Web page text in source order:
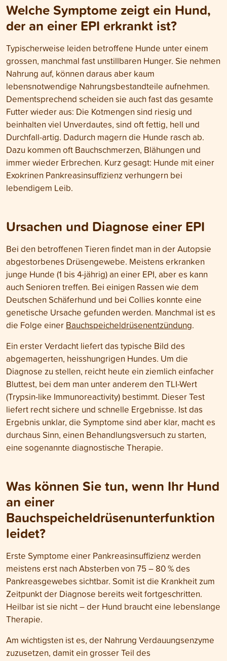
Welche Symptome zeigt ein Hund,
der an einer EPI erkrankt ist?
Typischerweise leiden betroffene Hunde unter einem
grossen, manchmal fast unstillbaren Hunger. Sie nehmen
Nahrung auf, können daraus aber kaum
lebensnotwendige Nahrungsbestandteile aufnehmen.
Dementsprechend scheiden sie auch fast das gesamte
Futter wieder aus: Die Kotmengen sind riesig und
beinhalten viel Unverdautes, sind oft fettig, hell und
Durchfall-artig. Dadurch magern die Hunde rasch ab.
Dazu kommen oft Bauchschmerzen, Blähungen und
immer wieder Erbrechen. Kurz gesagt: Hunde mit einer
Exokrinen Pankreasinsuffizienz verhungern bei
lebendigem Leib.
Ursachen und Diagnose einer EPI
Bei den betroffenen Tieren findet man in der Autopsie
abgestorbenes Drüsengewebe. Meistens erkranken
junge Hunde (1 bis 4-jährig) an einer EPI, aber es kann
auch Senioren treffen. Bei einigen Rassen wie dem
Deutschen Schäferhund und bei Collies konnte eine
genetische Ursache gefunden werden. Manchmal ist es
die Folge einer Bauchspeicheldrüsenentzündung.
Ein erster Verdacht liefert das typische Bild des
abgemagerten, heisshungrigen Hundes. Um die
Diagnose zu stellen, reicht heute ein ziemlich einfacher
Bluttest, bei dem man unter anderem den TLI-Wert
(Trypsin-like Immunoreactivity) bestimmt. Dieser Test
liefert recht sichere und schnelle Ergebnisse. Ist das
Ergebnis unklar, die Symptome sind aber klar, macht es
durchaus Sinn, einen Behandlungsversuch zu starten,
eine sogenannte diagnostische Therapie.
Was können Sie tun, wenn Ihr Hund
an einer
Bauchspeicheldrüsenunterfunktion
leidet?
Erste Symptome einer Pankreasinsuffizienz werden
meistens erst nach Absterben von 75 – 80 % des
Pankreasgewebes sichtbar. Somit ist die Krankheit zum
Zeitpunkt der Diagnose bereits weit fortgeschritten.
Heilbar ist sie nicht – der Hund braucht eine lebenslange
Therapie.
Am wichtigsten ist es, der Nahrung Verdauungsenzyme
zuzusetzen, damit ein grosser Teil des